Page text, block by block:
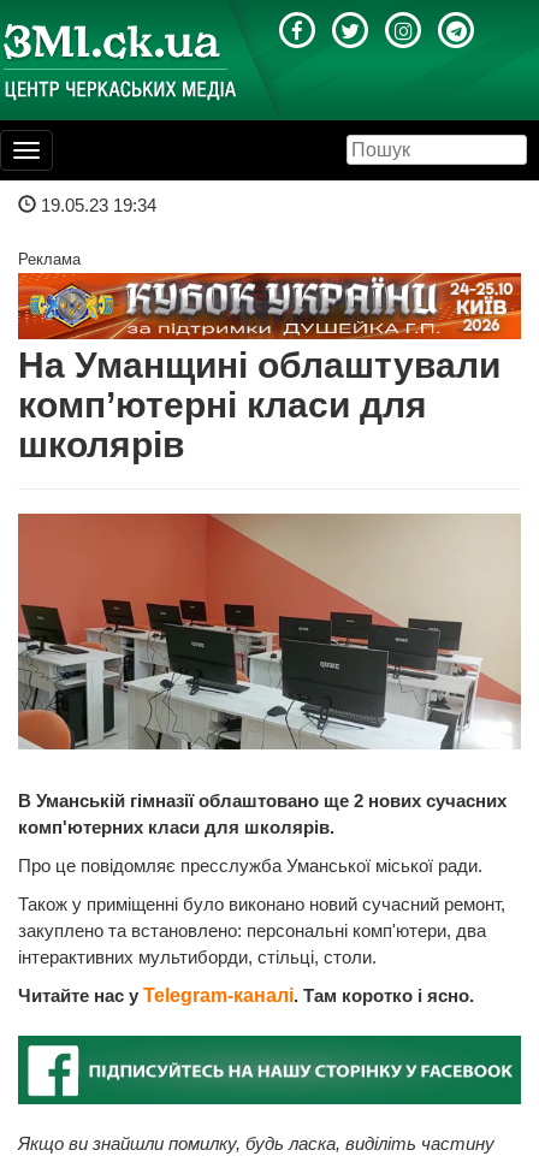
Toggle
navigation
19.05.23 19:34
Реклама
На Уманщині облаштували
комп’ютерні класи для
школярів
В Уманській гімназії облаштовано ще 2 нових сучасних
комп'ютерних класи для школярів.
Про це повідомляє пресслужба Уманської міської ради.
Також у приміщенні було виконано новий сучасний ремонт,
закуплено та встановлено: персональні комп'ютери, два
інтерактивних мультиборди, стільці, столи.
Читайте нас у Telegram-каналі. Там коротко і ясно.
Якщо ви знайшли помилку, будь ласка, виділіть частину